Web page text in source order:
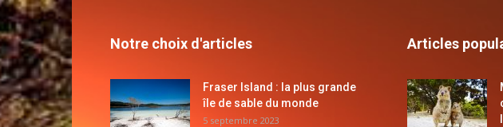
Notre choix d'articles
Fraser Island : la plus grande
île de sable du monde
5 septembre 2023
Articles